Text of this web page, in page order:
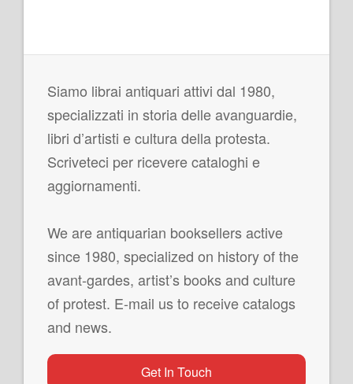
Siamo librai antiquari attivi dal 1980,
specializzati in storia delle avanguardie,
libri d’artisti e cultura della protesta.
Scriveteci per ricevere cataloghi e
aggiornamenti.
We are antiquarian booksellers active
since 1980, specialized on history of the
avant-gardes, artist’s books and culture
of protest. E-mail us to receive catalogs
and news.
Get In Touch